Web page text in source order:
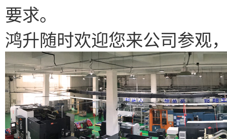
要求。
鸿升随时欢迎您来公司参观